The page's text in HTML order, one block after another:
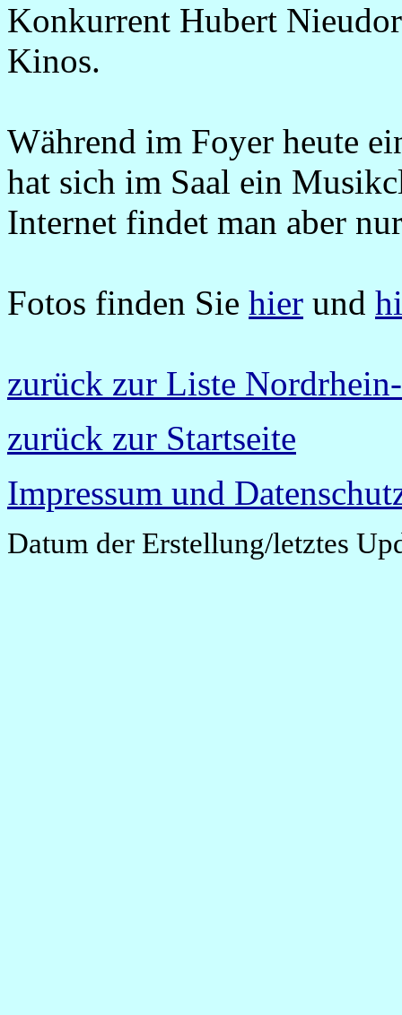
Konkurrent Hubert
Kinos.
Während im Foyer heute
hat sich im Saal ein
Internet findet man aber
Fotos finden Sie hier und
zurück zur Liste
zurück zur Startseite
Impressum und
Datum der Erstellung/letztes